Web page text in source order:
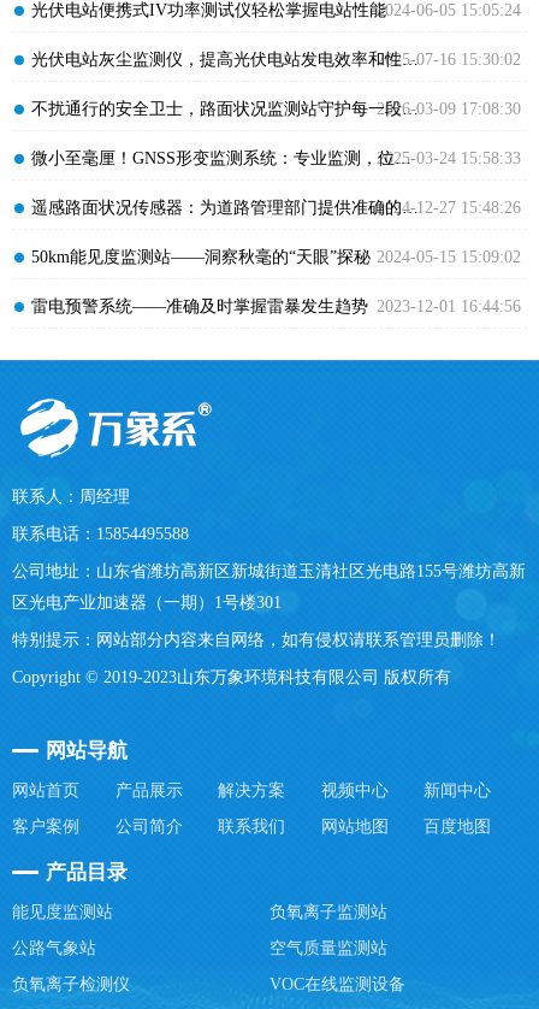
2024-06-05 15:05:24
​光伏电站便携式IV功率测试仪轻松掌握电站性能
2025-07-16 15:30:02
​光伏电站灰尘监测仪，提高光伏电站发电效率和性价比
2026-03-09 17:08:30
​不扰通行的安全卫士，路面状况监测站守护每一段归途
2025-03-24 15:58:33
​微小至毫厘！GNSS形变监测系统：专业监测，位移无所遁形
2024-12-27 15:48:26
​遥感路面状况传感器：为道路管理部门提供准确的监测数据
2024-05-15 15:09:02
​50km能见度监测站——洞察秋毫的“天眼”探秘
2023-12-01 16:44:56
​雷电预警系统——准确及时掌握雷暴发生趋势
联系人：周经理
联系电话：15854495588
公司地址：山东省潍坊高新区新城街道玉清社区光电路155号潍坊高新
区光电产业加速器（一期）1号楼301
特别提示：网站部分内容来自网络，如有侵权请联系管理员删除！
Copyright © 2019-2023山东万象环境科技有限公司 版权所有
网站导航
网站首页 产品展示 解决方案 视频中心
新闻中心
客户案例
公司简介 联系我们 网站地图 百度地图
产品目录
能见度监测站
负氧离子监测站
公路气象站
空气质量监测站
负氧离子检测仪
VOC在线监测设备